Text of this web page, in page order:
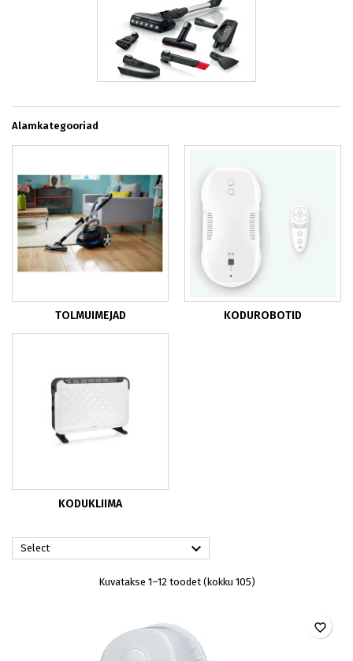
Alamkategooriad
TOLMUIMEJAD KODUROBOTID
KODUKLIIMA
Select 
Kuvatakse 1–12 toodet (kokku 105)
favorite_border